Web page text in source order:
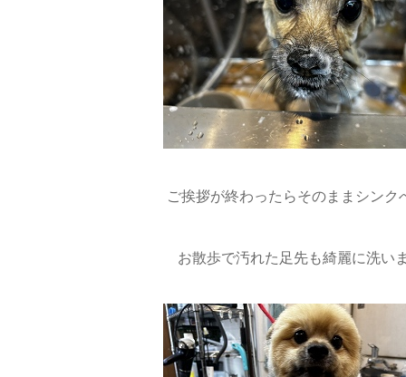
ご挨拶が終わったらそのままシンク
お散歩で汚れた足先も綺麗に洗い